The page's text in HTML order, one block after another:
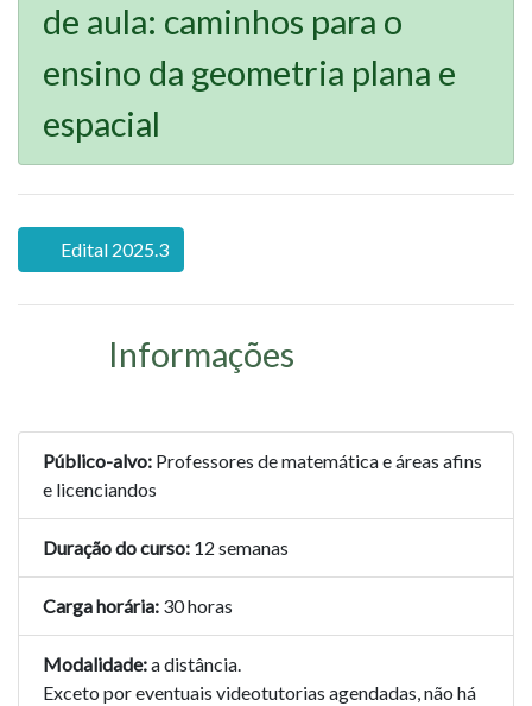
de aula: caminhos para o
ensino da geometria plana e
espacial
Edital 2025.3
Informações
Público-alvo: Professores de matemática e áreas afins
e licenciandos
Duração do curso: 12 semanas
Carga horária: 30 horas
Modalidade:a distância.
Exceto por eventuais videotutorias agendadas, não há